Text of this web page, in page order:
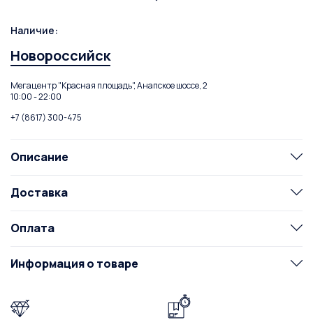
Наличие:
Новороссийск
Мегацентр "Красная площадь", Анапское шоссе, 2
10:00 - 22:00
+7 (8617) 300-475
Описание
Доставка
Оплата
Информация о товаре